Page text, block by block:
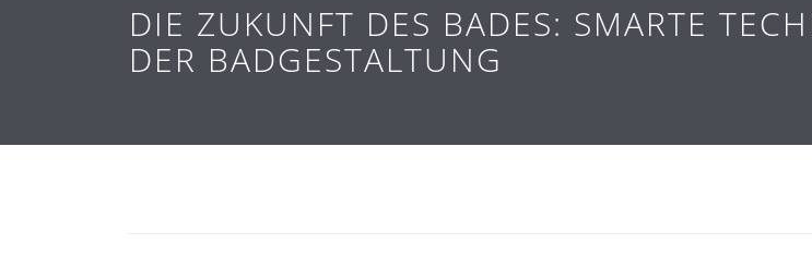
DIE ZUKUNFT DES BADES: SMARTE
DER BADGESTALTUNG